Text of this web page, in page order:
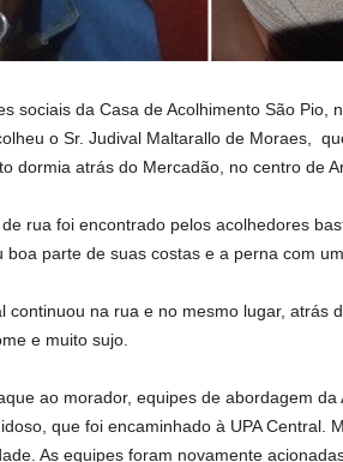
sociais da Casa de Acolhimento São Pio,
o Sr. Judival Maltarallo de Moraes,
dormia atrás do Mercadão, no centro de
rua foi encontrado pelos acolhedores
boa parte de suas costas e a perna com
continuou na rua e no mesmo lugar, atrás
e muito sujo.
ao morador, equipes de abordagem
que foi encaminhado à UPA Central.
As equipes foram novamente